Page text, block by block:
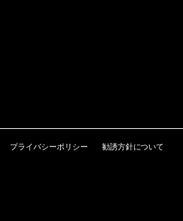
プライバシーポリシー 勧誘方針について